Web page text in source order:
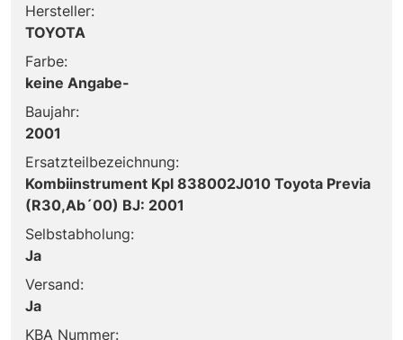
Hersteller:
TOYOTA
Farbe:
keine Angabe-
Baujahr:
2001
Ersatzteilbezeichnung:
Kombiinstrument Kpl 838002J010 Toyota Previa
(R30,Ab´00) BJ: 2001
Selbstabholung:
Ja
Versand:
Ja
KBA Nummer: